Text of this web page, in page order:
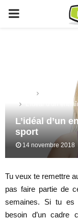
PRIMARY
L’idéal d’un
L’idéal d’un
sport
14 novembre 2018
Tu veux te remettre
pas faire partie de
semaines. Si tu es
besoin d’un cadre